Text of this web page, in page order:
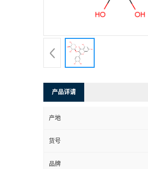
产品详请
产地
货号
品牌